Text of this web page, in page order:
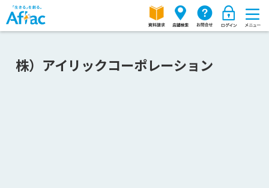
株）アイリックコーポレーション